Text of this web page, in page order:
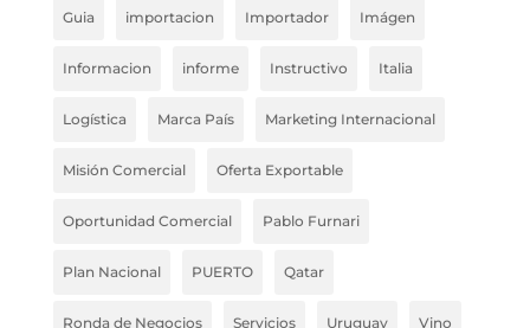
Guia importacion Importador Imágen
Informacion informe Instructivo Italia
Logística Marca País Marketing Internacional
Misión Comercial Oferta Exportable
Oportunidad Comercial Pablo Furnari
Plan Nacional PUERTO Qatar
Ronda de Negocios Servicios Uruguay Vino